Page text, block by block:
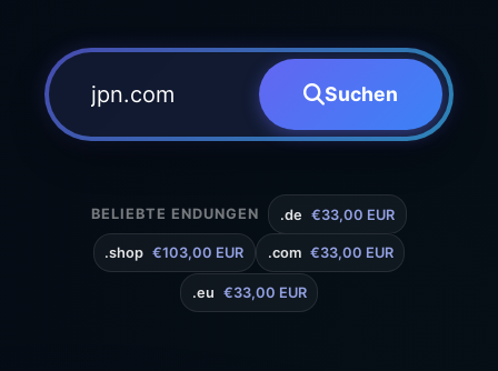
Suchen
BELIEBTE ENDUNGEN .de €33,00 EUR
.shop €103,00 EUR .com €33,00 EUR
.eu €33,00 EUR